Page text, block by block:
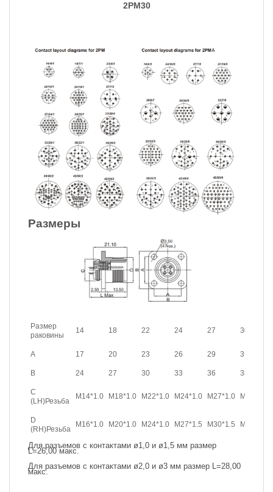
2PM30
Размеры
Размер
раковины
14 18 22 24 27 30
A 17 20 23 26 29 31
B 24 27 30 33 36 38
C
(LH)Резьба
M14*1.0 M18*1.0 M22*1.0 M24*1.0 M27*1.0 M30*1.0
D
(RH)Резьба
M16*1.0 M20*1.0 M24*1.0 M27*1.5 M30*1.5 M33*1.5
Для разъемов с контактами ø1,0 и ø1,5 мм размер
L=26,00 макс.
Для разъемов с контактами ø2,0 и ø3 мм размер L=28,00
макс.